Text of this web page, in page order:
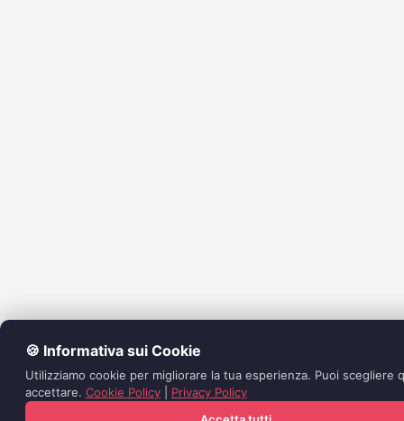
🍪 Informativa sui Cookie
Utilizziamo cookie per migliorare la tua esperienza. Puoi scegliere
accettare. Cookie Policy
Privacy Policy